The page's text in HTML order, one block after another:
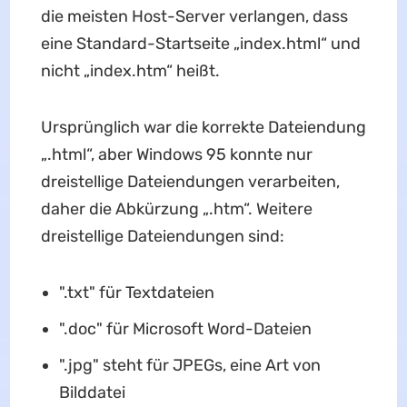
die meisten Host-Server verlangen, dass
eine Standard-Startseite „index.html“ und
nicht „index.htm“ heißt.
Ursprünglich war die korrekte Dateiendung
„.html“, aber Windows 95 konnte nur
dreistellige Dateiendungen verarbeiten,
daher die Abkürzung „.htm“. Weitere
dreistellige Dateiendungen sind:
".txt" für Textdateien
".doc" für Microsoft Word-Dateien
".jpg" steht für JPEGs, eine Art von
Bilddatei